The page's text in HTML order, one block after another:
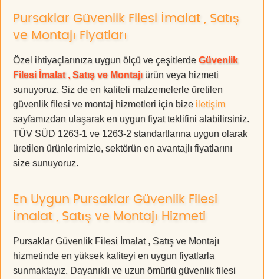
Pursaklar Güvenlik Filesi İmalat , Satış
ve Montajı Fiyatları
Özel ihtiyaçlarınıza uygun ölçü ve çeşitlerde Güvenlik
Filesi İmalat , Satış ve Montajıürün veya hizmeti
sunuyoruz. Siz de en kaliteli malzemelerle üretilen
güvenlik filesi ve montaj hizmetleri için bize iletişim
sayfamızdan ulaşarak en uygun fiyat teklifini alabilirsiniz.
TÜV SÜD 1263-1 ve 1263-2 standartlarına uygun olarak
üretilen ürünlerimizle, sektörün en avantajlı fiyatlarını
size sunuyoruz.
En Uygun Pursaklar Güvenlik Filesi
İmalat , Satış ve Montajı Hizmeti
Pursaklar Güvenlik Filesi İmalat , Satış ve Montajı
hizmetinde en yüksek kaliteyi en uygun fiyatlarla
sunmaktayız. Dayanıklı ve uzun ömürlü güvenlik filesi